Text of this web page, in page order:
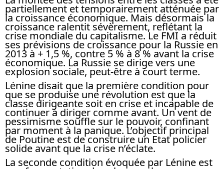
partiellement et temporairement atténuée par
la croissance économique. Mais désormais la
croissance ralentit sévèrement, reflétant la
crise mondiale du capitalisme. Le FMI a réduit
ses prévisions de croissance pour la Russie en
2013 à + 1,5 %, contre 5 % à 8 % avant la crise
économique. La Russie se dirige vers une
explosion sociale, peut-être à court terme.
Lénine disait que la première condition pour
que se produise une révolution est que la
classe dirigeante soit en crise et incapable de
continuer à diriger comme avant. Un vent de
pessimisme souffle sur le pouvoir, confinant
par moment à la panique. L’objectif principal
de Poutine est de construire un Etat policier
solide avant que la crise n’éclate.
La seconde condition évoquée par Lénine est